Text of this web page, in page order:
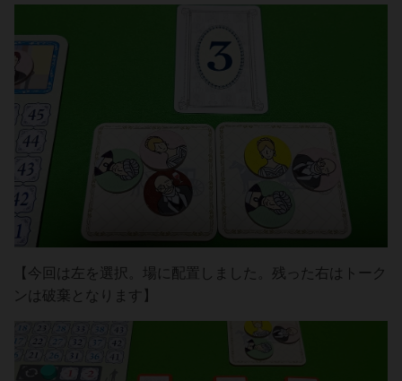
【今回は左を選択。場に配置しました。残った右はトーク
ンは破棄となります】